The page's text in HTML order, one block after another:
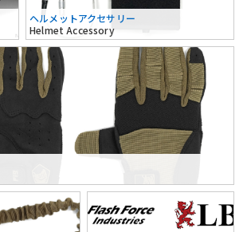
ヘルメットアクセサリー
Helmet Accessory